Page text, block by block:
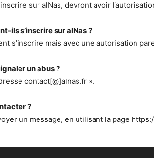
sur alNas, devront avoir
ils s’inscrire sur alNas ?
s’inscrire mais avec une autorisation
un abus ?
contact[@]alnas.fr ».
?
un message, en utilisant la page